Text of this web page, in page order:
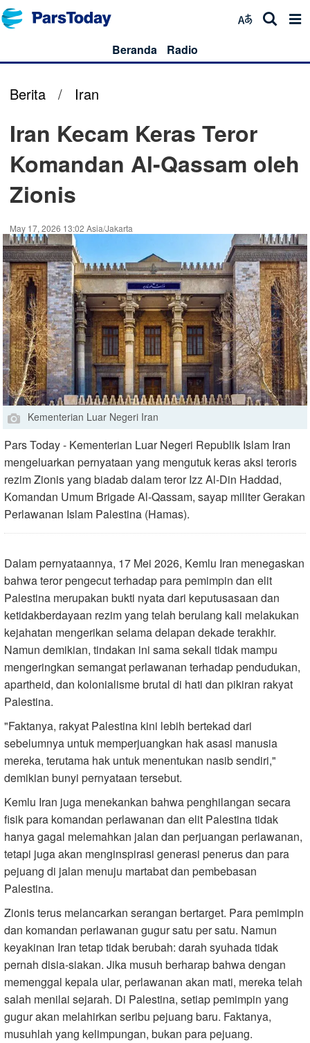
Beranda Radio
Berita / Iran
Iran Kecam Keras Teror
Komandan Al-Qassam oleh
Zionis
May 17, 2026 13:02 Asia/Jakarta
Kementerian Luar Negeri Iran
Pars Today - Kementerian Luar Negeri Republik Islam Iran
mengeluarkan pernyataan yang mengutuk keras aksi teroris
rezim Zionis yang biadab dalam teror Izz Al-Din Haddad,
Komandan Umum Brigade Al-Qassam, sayap militer Gerakan
Perlawanan Islam Palestina (Hamas).
Dalam pernyataannya, 17 Mei 2026, Kemlu Iran menegaskan
bahwa teror pengecut terhadap para pemimpin dan elit
Palestina merupakan bukti nyata dari keputusasaan dan
ketidakberdayaan rezim yang telah berulang kali melakukan
kejahatan mengerikan selama delapan dekade terakhir.
Namun demikian, tindakan ini sama sekali tidak mampu
mengeringkan semangat perlawanan terhadap pendudukan,
apartheid, dan kolonialisme brutal di hati dan pikiran rakyat
Palestina.
"Faktanya, rakyat Palestina kini lebih bertekad dari
sebelumnya untuk memperjuangkan hak asasi manusia
mereka, terutama hak untuk menentukan nasib sendiri,"
demikian bunyi pernyataan tersebut.
Kemlu Iran juga menekankan bahwa penghilangan secara
fisik para komandan perlawanan dan elit Palestina tidak
hanya gagal melemahkan jalan dan perjuangan perlawanan,
tetapi juga akan menginspirasi generasi penerus dan para
pejuang di jalan menuju martabat dan pembebasan
Palestina.
Zionis terus melancarkan serangan bertarget. Para pemimpin
dan komandan perlawanan gugur satu per satu. Namun
keyakinan Iran tetap tidak berubah: darah syuhada tidak
pernah disia-siakan. Jika musuh berharap bahwa dengan
memenggal kepala ular, perlawanan akan mati, mereka telah
salah menilai sejarah. Di Palestina, setiap pemimpin yang
gugur akan melahirkan seribu pejuang baru. Faktanya,
musuhlah yang kelimpungan, bukan para pejuang.